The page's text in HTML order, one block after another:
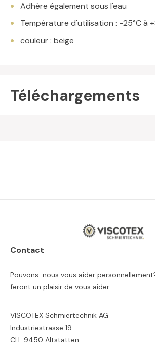
Adhère également sous l'eau
Température d'utilisation : -25°C à
couleur : beige
Téléchargements
Contact
Pouvons-nous vous aider
feront un plaisir de vous aider.
VISCOTEX Schmiertechnik AG
Industriestrasse 19
CH-9450 Altstätten